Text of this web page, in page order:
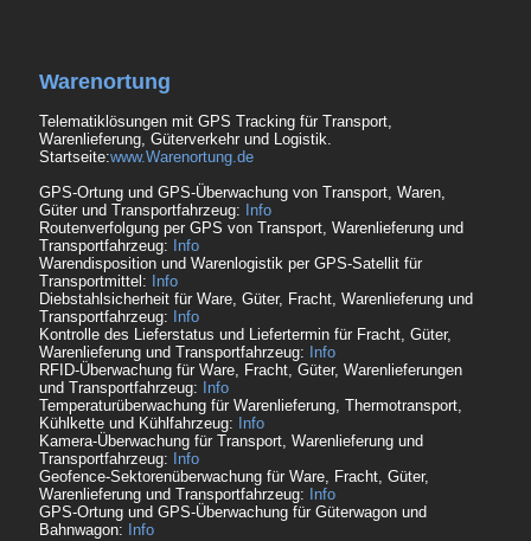
Warenortung
Telematiklösungen mit GPS Tracking für Transport,
Warenlieferung, Güterverkehr und Logistik.
Startseite:www.Warenortung.de
GPS-Ortung und GPS-Überwachung von Transport, Waren,
Güter und Transportfahrzeug:
Info
Routenverfolgung per GPS von Transport, Warenlieferung und
Transportfahrzeug:
Info
Warendisposition und Warenlogistik per GPS-Satellit für
Transportmittel:
Info
Diebstahlsicherheit für Ware, Güter, Fracht, Warenlieferung und
Transportfahrzeug:
Info
Kontrolle des Lieferstatus und Liefertermin für Fracht, Güter,
Warenlieferung und Transportfahrzeug:
Info
RFID-Überwachung für Ware, Fracht, Güter, Warenlieferungen
und Transportfahrzeug:
Info
Temperaturüberwachung für Warenlieferung, Thermotransport,
Kühlkette und Kühlfahrzeug:
Info
Kamera-Überwachung für Transport, Warenlieferung und
Transportfahrzeug:
Info
Geofence-Sektorenüberwachung für Ware, Fracht, Güter,
Warenlieferung und Transportfahrzeug:
Info
GPS-Ortung und GPS-Überwachung für Güterwagon und
Bahnwagon:
Info